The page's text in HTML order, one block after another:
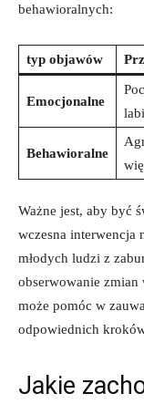
‍behawioralnych:
typ ​objawów
Emocjonalne
Behawioralne
Ważne jest, aby ⁣być
wczesna interwencja
młodych ludzi z
obserwowanie zmian
może pomóc w
odpowiednich
Jakie